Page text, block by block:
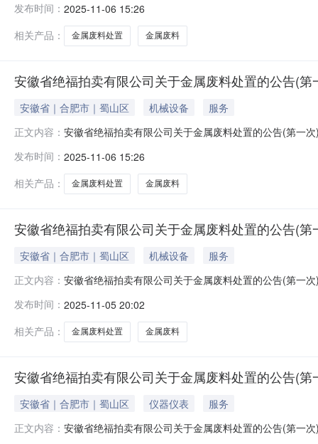
何解释，标的物因存放时间年限已久来源某厂家设备仪
话联系。2、标的物地址：因标的物库房涉及全
发布时间： 2025-11-06 15:26
相关产品：
金属废料处置 金属废料
安徽省绝福拍卖有限公司关于金属废料处置的公告(
安徽省｜合肥市｜蜀山区 机械设备
服务
正文内容： 安徽省绝福拍卖有限公司关于金属废料处置的公告(第一
何解释，标的物因存放时间年限已久来源某厂家设备仪
话联系。2、标的物地址：因标的物库房涉及全
发布时间： 2025-11-06 15:26
相关产品：
金属废料处置 金属废料
安徽省绝福拍卖有限公司关于金属废料处置的公告(
安徽省｜合肥市｜蜀山区 机械设备
服务
正文内容： 安徽省绝福拍卖有限公司关于金属废料处置的公告(第一
何解释，标的物因存放时间年限已久来源某厂家设备仪
话联系。2、标的物地址：因标的物库房涉及全
发布时间： 2025-11-05 20:02
相关产品：
金属废料处置 金属废料
安徽省绝福拍卖有限公司关于金属废料处置的公告(
安徽省｜合肥市｜蜀山区 仪器仪表
服务
正文内容： 安徽省绝福拍卖有限公司关于金属废料处置的公告(第一